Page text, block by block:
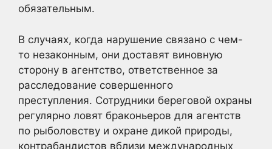
обязательным.
В случаях, когда нарушение связано с чем-
то незаконным, они доставят виновную
сторону в агентство, ответственное за
расследование совершенного
преступления. Сотрудники береговой охраны
регулярно ловят браконьеров для агентств
по рыболовству и охране дикой природы,
контрабандистов вблизи международных